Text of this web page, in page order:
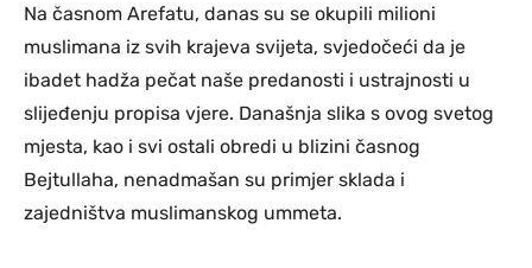
Na časnom Arefatu, danas su se okupili milioni
muslimana iz svih krajeva svijeta, svjedočeći da je
ibadet hadža pečat naše predanosti i ustrajnosti u
slijeđenju propisa vjere. Današnja slika s ovog svetog
mjesta, kao i svi ostali obredi u blizini časnog
Bejtullaha, nenadmašan su primjer sklada i
zajedništva muslimanskog ummeta.